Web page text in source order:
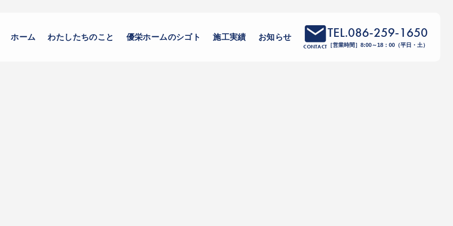
ホーム わたしたちのこと 優栄ホームのシゴト 施工実績 お知らせ
CONTACT
TEL.086-259-1650
［営業時間］8:00～18：00（平日・土）